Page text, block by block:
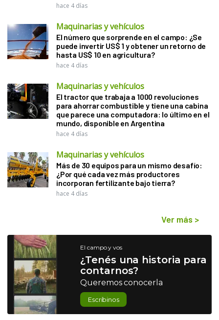
hace 4 días
Maquinarias y vehículos
El número que sorprende en el campo: ¿Se
puede invertir US$ 1 y obtener un retorno de
hasta US$ 10 en agricultura?
hace 4 días
Maquinarias y vehículos
El tractor que trabaja a 1000 revoluciones
para ahorrar combustible y tiene una cabina
que parece una computadora: lo último en el
mundo, disponible en Argentina
hace 4 días
Maquinarias y vehículos
Más de 30 equipos para un mismo desafío:
¿Por qué cada vez más productores
incorporan fertilizante bajo tierra?
hace 4 días
Ver más >
El campo y vos
¿Tenés una historia para
contarnos?
Queremos conocerla
Escribinos